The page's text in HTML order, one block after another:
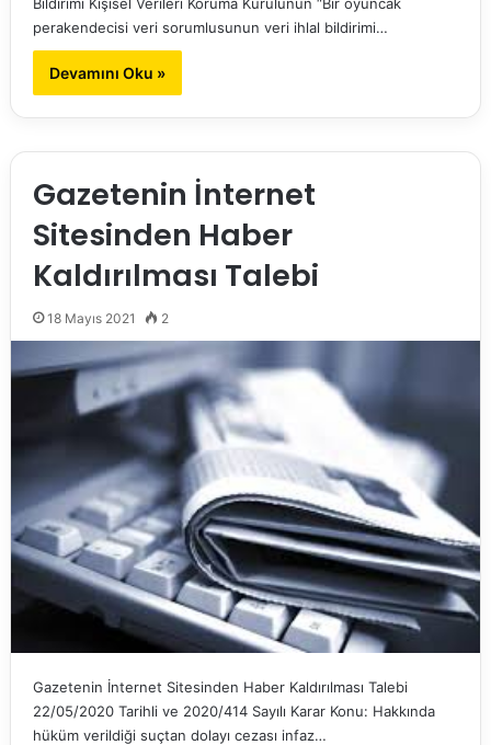
perakendecisi veri sorumlusunun veri ihlal bildirimi…
Devamını Oku »
Gazetenin İnternet
Sitesinden Haber
Kaldırılması Talebi
18 Mayıs 2021 2
Gazetenin İnternet Sitesinden Haber Kaldırılması Talebi
22/05/2020 Tarihli ve 2020/414 Sayılı Karar Konu: Hakkında
hüküm verildiği suçtan dolayı cezası infaz…